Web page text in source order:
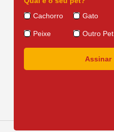
Cachorro
Gato
Peixe Outro Pet